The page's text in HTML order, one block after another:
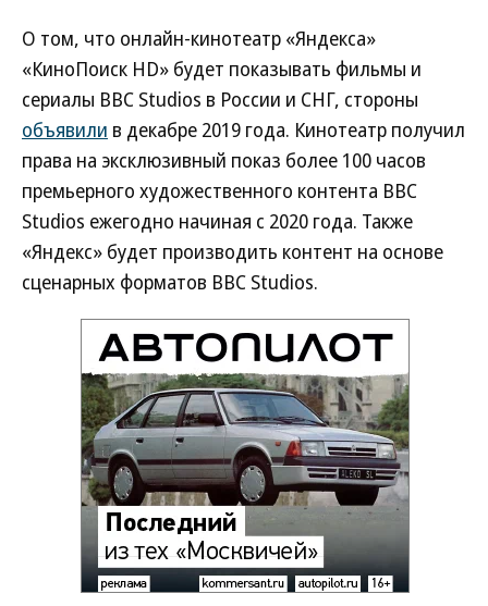
О том, что онлайн-кинотеатр «Яндекса»
«КиноПоиск HD» будет показывать фильмы и
сериалы BBC Studios в России и СНГ, стороны
объявили в декабре 2019 года. Кинотеатр получил
права на эксклюзивный показ более 100 часов
премьерного художественного контента BBC
Studios ежегодно начиная с 2020 года. Также
«Яндекс» будет производить контент на основе
сценарных форматов BBC Studios.